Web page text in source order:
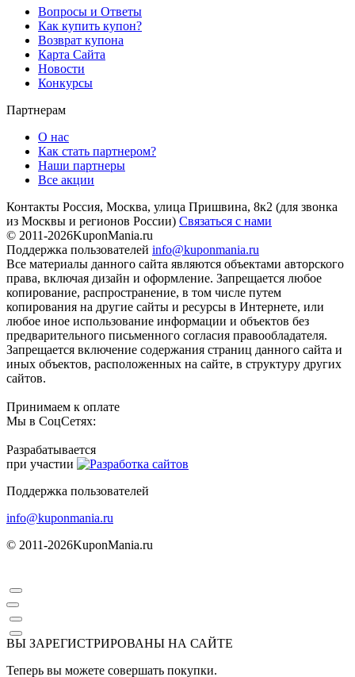
Вопросы и Ответы
Как купить купон?
Возврат купона
Карта Сайта
Новости
Конкурсы
Партнерам
О нас
Как стать партнером?
Наши партнеры
Все акции
Контакты Россия, Москва, улица Пришвина, 8к2 (для звонка
из Москвы и регионов России) Связаться с нами
© 2011-2026KuponMania.ru
Поддержка пользователей info@kuponmania.ru
Все материалы данного сайта являются объектами авторского
права, включая дизайн и оформление. Запрещается любое
копирование, распространение, в том числе путем
копирования на другие сайты и ресурсы в Интернете, или
любое иное использование информации и объектов без
предварительного письменного согласия правообладателя.
Запрещается включение содержания страниц данного сайта и
иных объектов, расположенных на сайте, в структуру других
сайтов.
Принимаем к оплате
Мы в СоцСетях:
Разрабатывается
при участии
Поддержка пользователей
info@kuponmania.ru
© 2011-2026KuponMania.ru
ВЫ ЗАРЕГИСТРИРОВАНЫ НА САЙТЕ
Теперь вы можете совершать покупки.